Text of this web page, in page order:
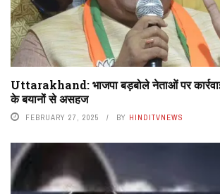
Uttarakhand: भाजपा बड़बोले नेताओं पर कार्रवाई
के बयानों से असहज
FEBRUARY 27, 2025 BY HINDITVNEWS